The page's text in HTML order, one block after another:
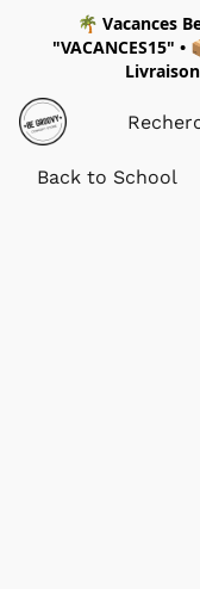
🌴 Vacances
"VACANCES15" •
Back to School